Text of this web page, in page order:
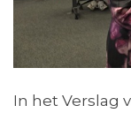
In het Verslag